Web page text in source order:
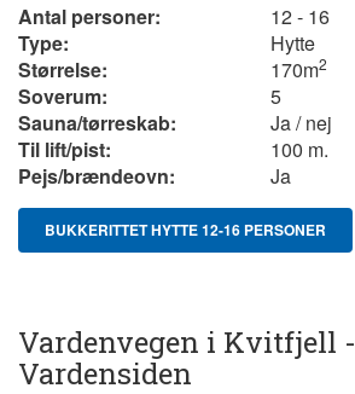
Antal personer:
12 - 16
Type:
Hytte
Størrelse:
170m2
Soverum:
5
Sauna/tørreskab:
Ja / nej
Til lift/pist:
100 m.
Pejs/brændeovn:
Ja
BUKKERITTET HYTTE 12-16 PERSONER
Vardenvegen i Kvitfjell -
Vardensiden